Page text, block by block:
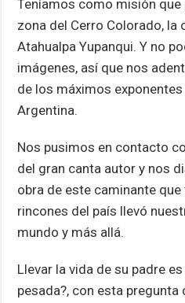
p
p
o
k
Teníamos como misión
zona del Cerro Colorado, la
Atahualpa Yupanqui. Y no
imágenes, así que nos
de los máximos
Argentina.
Nos pusimos en contacto
del gran canta autor y nos
obra de este caminante
rincones del país llevó
mundo y más allá.
Llevar la vida de su padre
pesada?, con esta